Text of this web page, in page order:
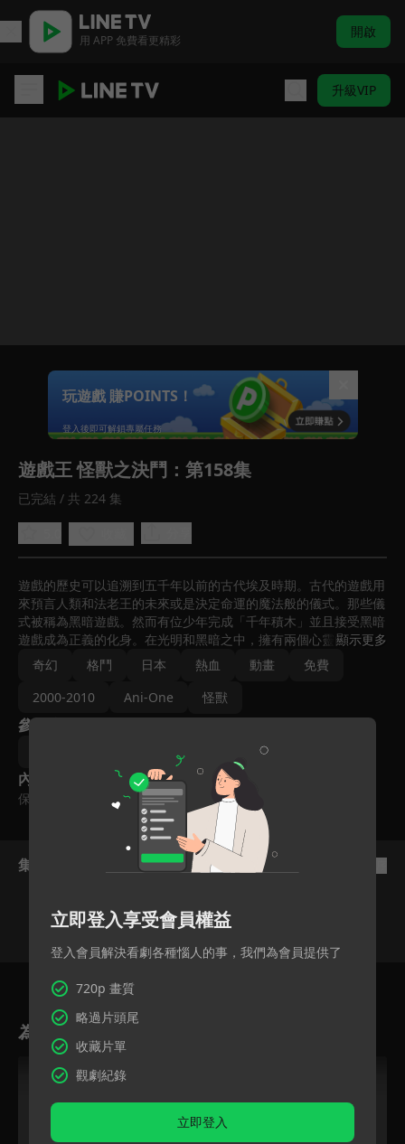
用 APP 免費看更精彩
開啟
升級VIP
Unmute
如有不便請見諒
玩遊戲 賺POINTS！
登入後即可解鎖專屬任務
遊戲王 怪獸之決鬥 ：第158集
已完結 / 共 224 集
遊戲的歷史可以追溯到五千年以前的古代埃及時期。古代的遊戲用
來預言人類和法老王的未來或是決定命運的魔法般的儀式。那些儀
式被稱為黑暗遊戲。然而有位少年完成「千年積木」並且接受黑暗
遊戲成為正義的化身。在光明和黑暗之中，擁有兩個心靈的少年以
「遊戲王」之稱展開決鬥。
顯示更多
奇幻
格鬥 日本 熱血 動畫
免費
2000-2010
Ani-One 怪獸
參與演員
內容標籤
保護級
集數列表
156 157
為您推薦
立即登入享受會員權益
登入會員解決看劇各種惱人的事，我們為會員提供了
720p 畫質
略過片頭尾
收藏片單
觀劇紀錄
立即登入